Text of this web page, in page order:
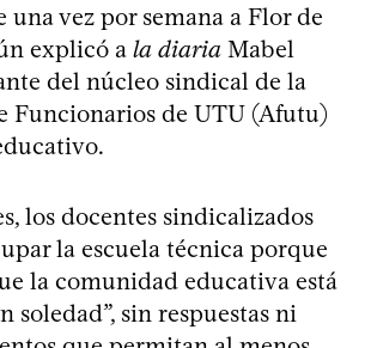
una vez por semana a Flor de
explicó a la diaria Mabel
del núcleo sindical de la
Funcionarios de UTU (Afutu)
los docentes sindicalizados
la escuela técnica porque
la comunidad educativa está
soledad”, sin respuestas ni